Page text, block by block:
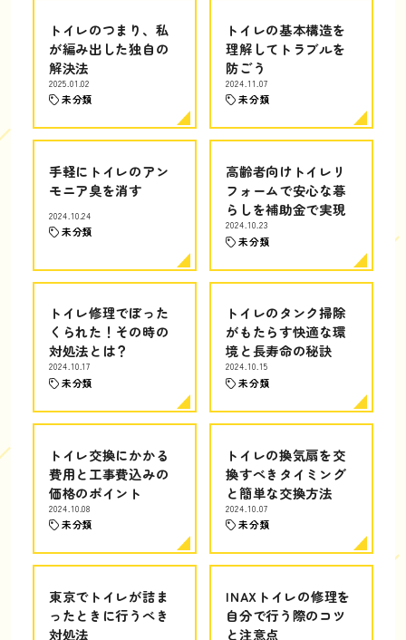
トイレのつまり、私
が編み出した独自の
解決法
2025.01.02
未分類
トイレの基本構造を
理解してトラブルを
防ごう
2024.11.07
未分類
手軽にトイレのアン
モニア臭を消す
2024.10.24
未分類
高齢者向けトイレリ
フォームで安心な暮
らしを補助金で実現
2024.10.23
未分類
トイレ修理でぼった
くられた！その時の
対処法とは？
2024.10.17
未分類
トイレのタンク掃除
がもたらす快適な環
境と長寿命の秘訣
2024.10.15
未分類
トイレ交換にかかる
費用と工事費込みの
価格のポイント
2024.10.08
未分類
トイレの換気扇を交
換すべきタイミング
と簡単な交換方法
2024.10.07
未分類
東京でトイレが詰ま
ったときに行うべき
対処法
INAXトイレの修理を
自分で行う際のコツ
と注意点